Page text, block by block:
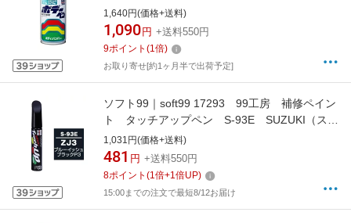
ル） 02C WRブルーマイカ 自動車塗装の
補修用 内容量：300ml WRブルーマイカ
1,640円(価格+送料)
1,090 円 +送料550円
9ポイント (1倍)
お取り寄せ[約1ヶ月半で出荷予定]
ソフト99｜soft99 17293 99工房 補修ペイン
ト タッチアップペン S-93E SUZUKI（スズ
キ） ZJ3 ブルーイッシュブラックP3 自動
車塗装の補修用 内容量：12ml
1,031円(価格+送料)
481 円 +送料550円
8ポイント (1倍+1倍UP)
15:00までの注文で最短8/12お届け